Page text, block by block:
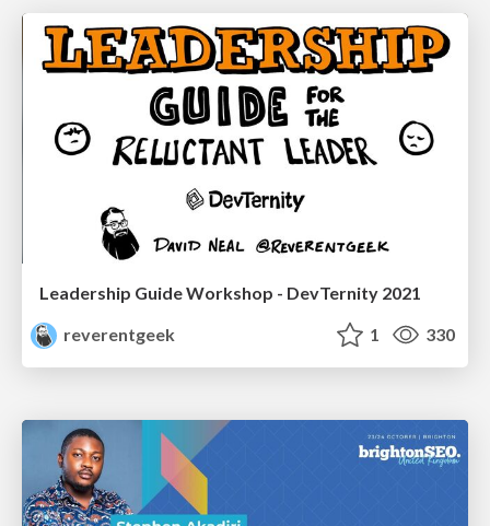
Leadership Guide Workshop - DevTernity 2021
reverentgeek
1 330